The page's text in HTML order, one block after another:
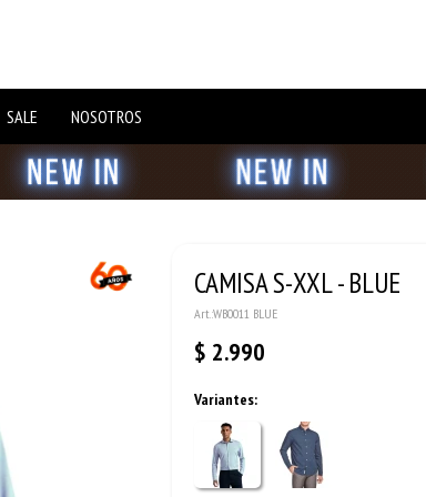
SALE NOSOTROS
CAMISA S-XXL - BLUE
WB0011 BLUE
$ 2.990
Variantes: